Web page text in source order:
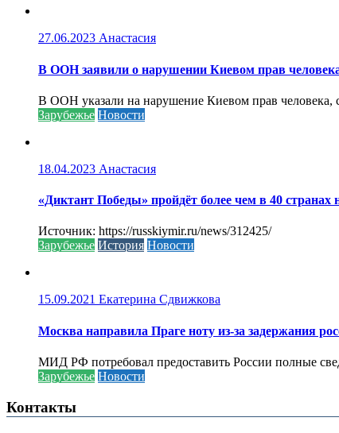
27.06.2023 Анастасия
В ООН заявили о нарушении Киевом прав
В ООН указали на нарушение Киевом прав человека,
Зарубежье Новости
18.04.2023 Анастасия
«Диктант Победы» пройдёт более чем в 40 странах
Источник: https://russkiymir.ru/news/312425/
Зарубежье История Новости
15.09.2021 Екатерина Сдвижкова
Москва направила Праге ноту из-за задержания
МИД РФ потребовал предоставить России полные
Зарубежье Новости
Контакты